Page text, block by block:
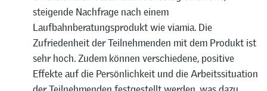
steigende Nachfrage nach einem
Laufbahnberatungsprodukt wie viamia. Die
Zufriedenheit der Teilnehmenden mit dem Produkt ist
sehr hoch. Zudem können verschiedene, positive
Effekte auf die Persönlichkeit und die Arbeitssituation